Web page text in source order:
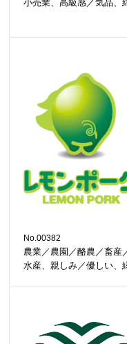
小売業、高級感／気品、
No.00382
農業／農園／酪農／畜産
水産、親しみ／優しい、